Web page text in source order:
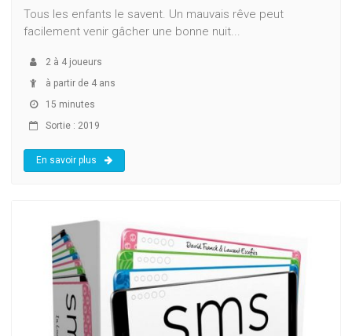
Tous les enfants le savent. Un mauvais rêve peut
facilement venir gâcher une bonne nuit...
2 à 4 joueurs
à partir de 4 ans
15 minutes
Sortie : 2019
En savoir plus